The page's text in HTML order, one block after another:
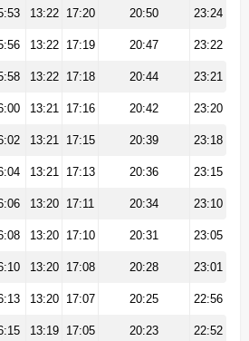
13:22 17:20 20:50 23:24
13:22 17:19 20:47 23:22
13:22 17:18 20:44 23:21
13:21 17:16 20:42 23:20
13:21 17:15 20:39 23:18
13:21 17:13 20:36 23:15
13:20 17:11 20:34 23:10
13:20 17:10 20:31 23:05
13:20 17:08 20:28 23:01
13:20 17:07 20:25 22:56
13:19 17:05 20:23 22:52